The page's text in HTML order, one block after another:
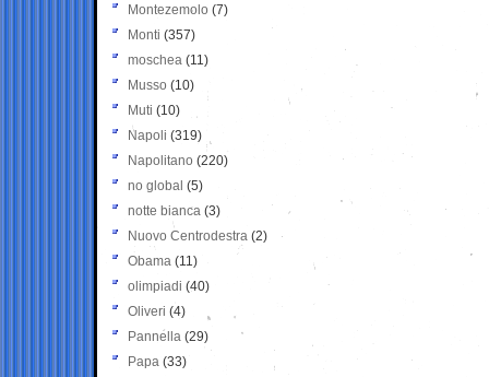
Montezemolo (7)
Monti (357)
moschea (11)
Musso (10)
Muti (10)
Napoli (319)
Napolitano (220)
no global (5)
notte bianca (3)
Nuovo Centrodestra (2)
Obama (11)
olimpiadi (40)
Oliveri (4)
Pannella (29)
Papa (33)